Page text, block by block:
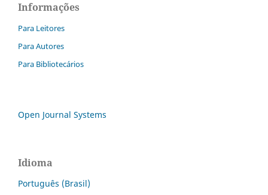
Informações
Para Leitores
Para Autores
Para Bibliotecários
Open Journal Systems
Idioma
Português (Brasil)